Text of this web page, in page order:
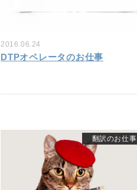
2016.06.24
DTPオペレータのお仕事
翻訳のお仕事